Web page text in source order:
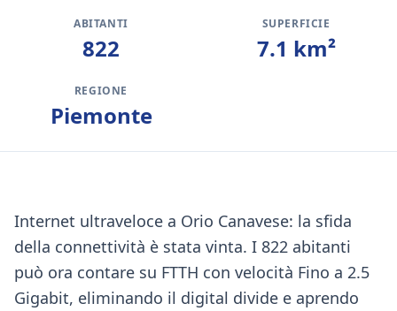
ABITANTI
822
SUPERFICIE
7.1 km²
REGIONE
Piemonte
Internet ultraveloce a Orio Canavese: la sfida
della connettività è stata vinta. I 822 abitanti
può ora contare su FTTH con velocità Fino a 2.5
Gigabit, eliminando il digital divide e aprendo